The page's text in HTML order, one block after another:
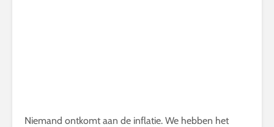
Niemand ontkomt aan de inflatie. We hebben het